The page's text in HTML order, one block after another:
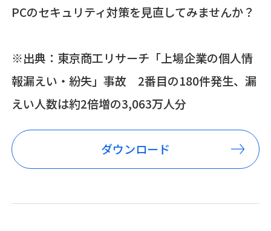
PCのセキュリティ対策を見直してみませんか？
※出典：東京商工リサーチ「上場企業の個人情
報漏えい・紛失」事故 2番目の180件発生、漏
えい人数は約2倍増の3,063万人分
ダウンロード